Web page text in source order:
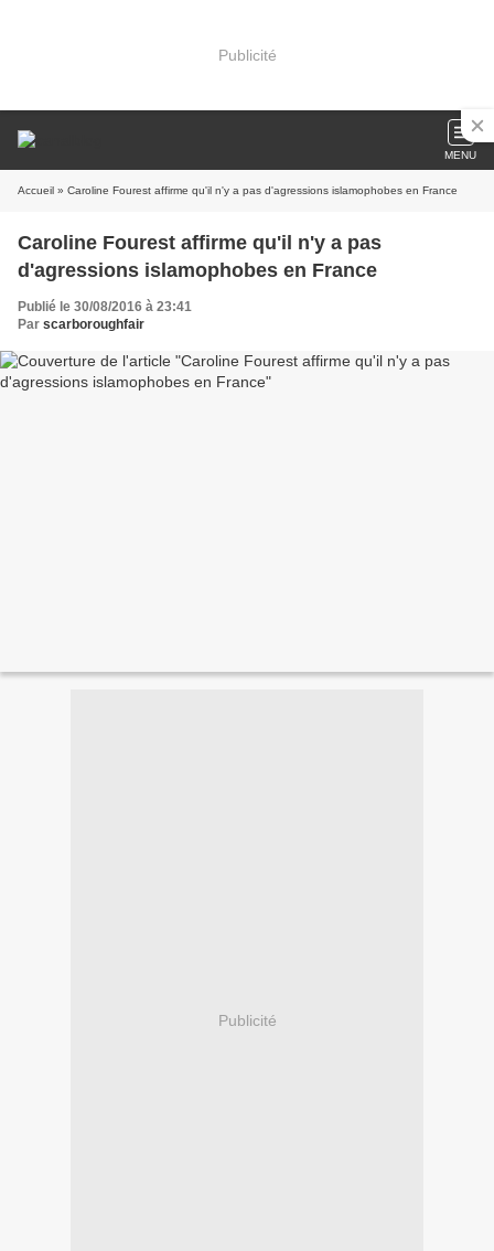
Publicité
MENU
Accueil » Caroline Fourest affirme qu'il n'y a pas d'agressions islamophobes en France
Caroline Fourest affirme qu'il n'y a pas
d'agressions islamophobes en France
Publié le 30/08/2016 à 23:41
Par scarboroughfair
Publicité